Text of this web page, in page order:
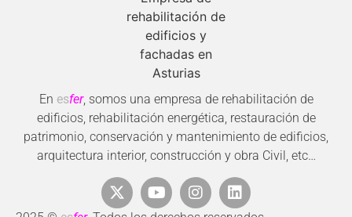
En esfer, somos una empresa de rehabilitación de
edificios, rehabilitación energética, restauración de
patrimonio, conservación y mantenimiento de edificios,
arquitectura interior, construcción y obra Civil, etc…